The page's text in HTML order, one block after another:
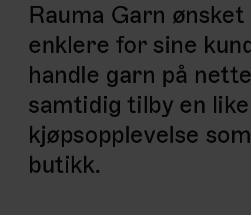
Rauma Garn
enklere for sine
handle garn på
samtidig tilby en
kjøpsopplevelse
butikk.